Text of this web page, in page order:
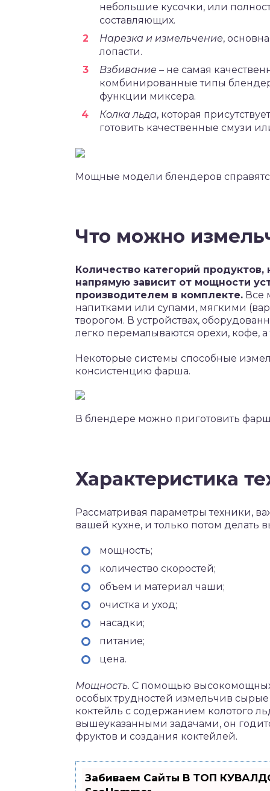
небольшие кусочки, или
составляющих.
Нарезка и измельчение,
лопасти.
Взбивание – не самая
комбинированные типы
функции миксера.
Колка льда, которая
готовить качественные смузи
Мощные модели блендеров
Что можно
Количество категорий
напрямую зависит от мощности
производителем в комплекте. Все
напитками или супами, мягкими
творогом. В устройствах,
легко перемалываются орехи, кофе, а
Некоторые системы способные
консистенцию фарша.
В блендере можно приготовить
Характеристика
Рассматривая параметры техники,
вашей кухне, и только потом делать
мощность;
количество скоростей;
объем и материал чаши;
очистка и уход;
насадки;
питание;
цена.
Мощность. С помощью
особых трудностей измельчив
коктейль с содержанием колотого
вышеуказанными задачами, он
фруктов и создания коктейлей.
Забиваем Сайты В ТОП